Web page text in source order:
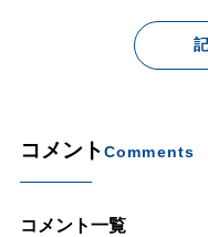
コメントComments
コメント一覧